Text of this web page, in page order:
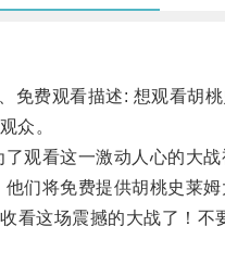
费观看描述: 想观看胡
众。
看这一激动人心的大战
将免费提供胡桃史莱姆
这场震撼的大战了！不